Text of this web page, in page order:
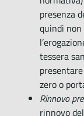
presenza
quindi
tessera
zero o
Rinnovo
rinnovo